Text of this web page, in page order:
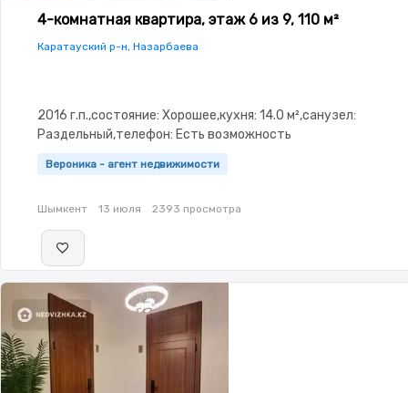
4-комнатная квартира, этаж 6 из 9, 110 м²
Каратауский р-н, Назарбаева
2016 г.п.,состояние: Хорошее,кухня: 14.0 м²,санузел:
Раздельный,телефон: Есть возможность
подключения,Пустая,Пустая,потолки: 3.0,паркинг:
Паркинг,Домофон,Видеонаблюдение,Пластиковые
сантехника,Счётчики,Тихий двор
Вероника - агент недвижимости
Шымкент 13 июля 2393 просмотра